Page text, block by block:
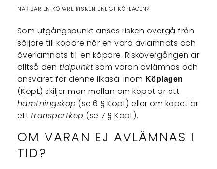
NÄR BÄR EN KÖPARE RISKEN ENLIGT KÖPLAGEN?
Som utgångspunkt anses risken övergå från
säljare till köpare när en vara avlämnats och
överlämnats till en köpare. Riskövergången är
alltså den tidpunkt som varan avlämnas och
ansvaret för denne likaså. Inom Köplagen
(KöpL) skiljer man mellan om köpet är ett
hämtningsköp (se 6 § KöpL) eller om köpet är
ett transportköp (se 7 § KöpL).
OM VARAN EJ AVLÄMNAS I
TID?